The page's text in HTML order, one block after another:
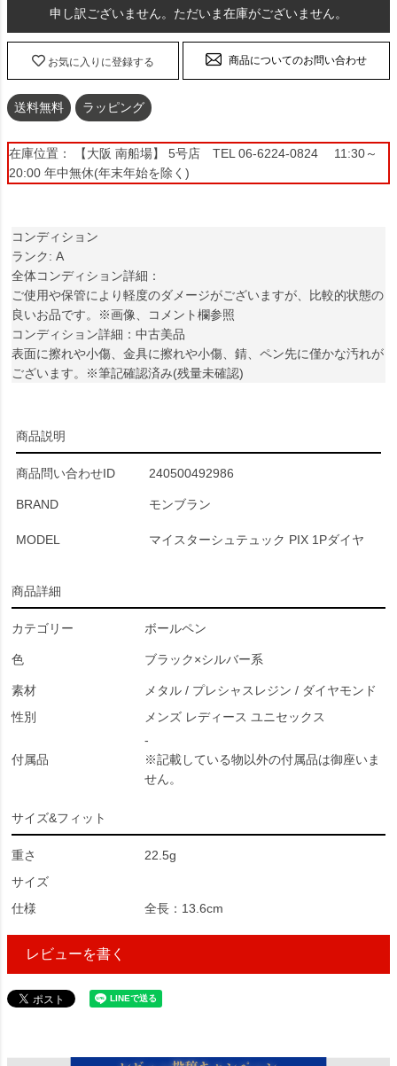
申し訳ございません。ただいま在庫がございません。
お気に入りに登録する 商品についてのお問い合わせ
送料無料 ラッピング
在庫位置： 【大阪 南船場】 5号店 TEL 06-6224-0824 11:30～
20:00 年中無休(年末年始を除く)
コンディション
ランク: A
全体コンディション詳細：
ご使用や保管により軽度のダメージがございますが、比較的状態の
良いお品です。※画像、コメント欄参照
コンディション詳細：中古美品
表面に擦れや小傷、金具に擦れや小傷、錆、ペン先に僅かな汚れが
ございます。※筆記確認済み(残量未確認)
商品説明
商品問い合わせID 240500492986
BRAND モンブラン
MODEL マイスターシュテュック PIX 1Pダイヤ
商品詳細
カテゴリー ボールペン
色 ブラック×シルバー系
素材
メタル / プレシャスレジン / ダイヤモンド
性別
メンズ レディース ユニセックス
付属品
-
※記載している物以外の付属品は御座いま
せん。
サイズ&フィット
重さ
22.5g
サイズ
仕様
全長：13.6cm
レビューを書く